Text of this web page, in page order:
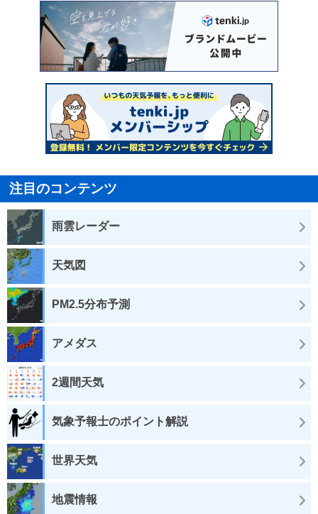
注目のコンテンツ
雨雲レーダー
天気図
PM2.5分布予測
アメダス
2週間天気
気象予報士のポイント解説
世界天気
地震情報